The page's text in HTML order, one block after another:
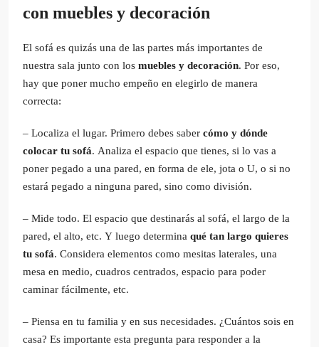
con muebles y decoración
El sofá es quizás una de las partes más importantes de
nuestra sala junto con los muebles y decoración. Por eso,
hay que poner mucho empeño en elegirlo de manera
correcta:
– Localiza el lugar. Primero debes saber cómo y dónde
colocar tu sofá. Analiza el espacio que tienes, si lo vas a
poner pegado a una pared, en forma de ele, jota o U, o si no
estará pegado a ninguna pared, sino como división.
– Mide todo. El espacio que destinarás al sofá, el largo de la
pared, el alto, etc. Y luego determina qué tan largo quieres
tu sofá. Considera elementos como mesitas laterales, una
mesa en medio, cuadros centrados, espacio para poder
caminar fácilmente, etc.
– Piensa en tu familia y en sus necesidades. ¿Cuántos sois en
casa? Es importante esta pregunta para responder a la